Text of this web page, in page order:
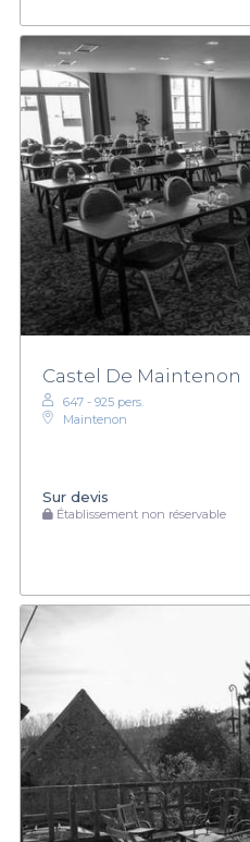
Castel De Maintenon
647 - 925 pers.
Maintenon
Sur devis
Établissement non réservable